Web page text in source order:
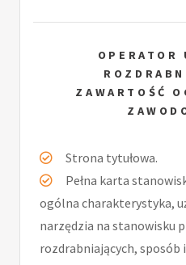
OPERATOR
ZAWARTOŚĆ
Strona tytułowa.
Pełna karta
ogólna charakterystyka,
narzędzia na stanowisku
rozdrabniających, sposób